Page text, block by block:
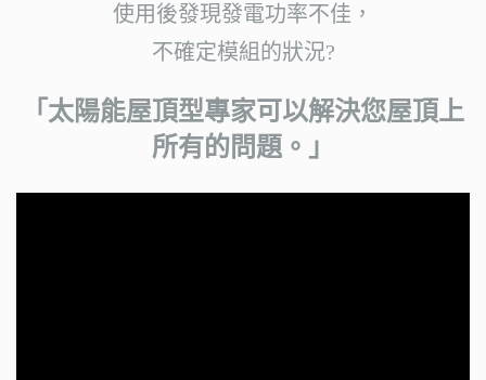
使用後發現發電功率不佳，
不確定模組的狀況?
「太陽能屋頂型專家可以解決您屋頂上
所有的問題。」